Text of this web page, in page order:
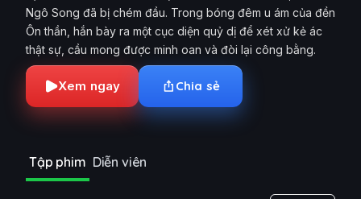
Ngô Song đã bị chém đầu. Trong bóng đêm u ám của đền
Ôn thần, hắn bày ra một cục diện quỷ dị để xét xử kẻ ác
thật sự, cầu mong được minh oan và đòi lại công bằng.
Xem ngay Chia sẻ
Tập phim Diễn viên